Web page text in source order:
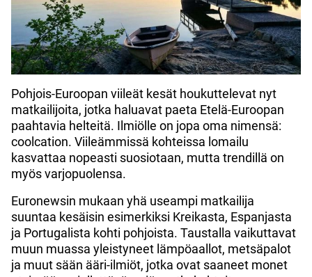
Pohjois-Euroopan viileät kesät houkuttelevat nyt
matkailijoita, jotka haluavat paeta Etelä-Euroopan
paahtavia helteitä. Ilmiölle on jopa oma nimensä:
coolcation. Viileämmissä kohteissa lomailu
kasvattaa nopeasti suosiotaan, mutta trendillä on
myös varjopuolensa.
Euronewsin mukaan yhä useampi matkailija
suuntaa kesäisin esimerkiksi Kreikasta, Espanjasta
ja Portugalista kohti pohjoista. Taustalla vaikuttavat
muun muassa yleistyneet lämpöaallot, metsäpalot
ja muut sään ääri-ilmiöt, jotka ovat saaneet monet